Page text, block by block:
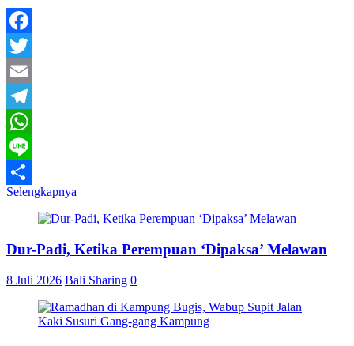
Facebook
Twitter
Email
Telegram
WhatsApp
Line
Share
Selengkapnya
Dur-Padi, Ketika Perempuan ‘Dipaksa’ Melawan
8 Juli 2026 Bali Sharing 0